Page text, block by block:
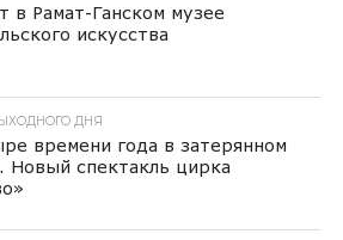
в Рамат-Ганском музее
искусства
ДНЯ
времени года в затерянном
Новый спектакль цирка